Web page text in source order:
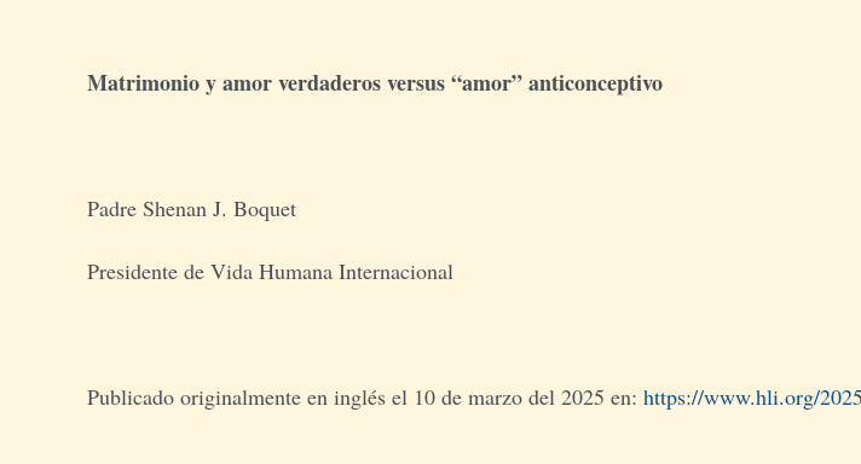
Matrimonio y amor verdaderos versus “amor” anticonceptivo
Padre Shenan J. Boquet
Presidente de Vida Humana Internacional
Publicado originalmente en inglés el 10 de marzo del 2025 en: https://www.hli.org/